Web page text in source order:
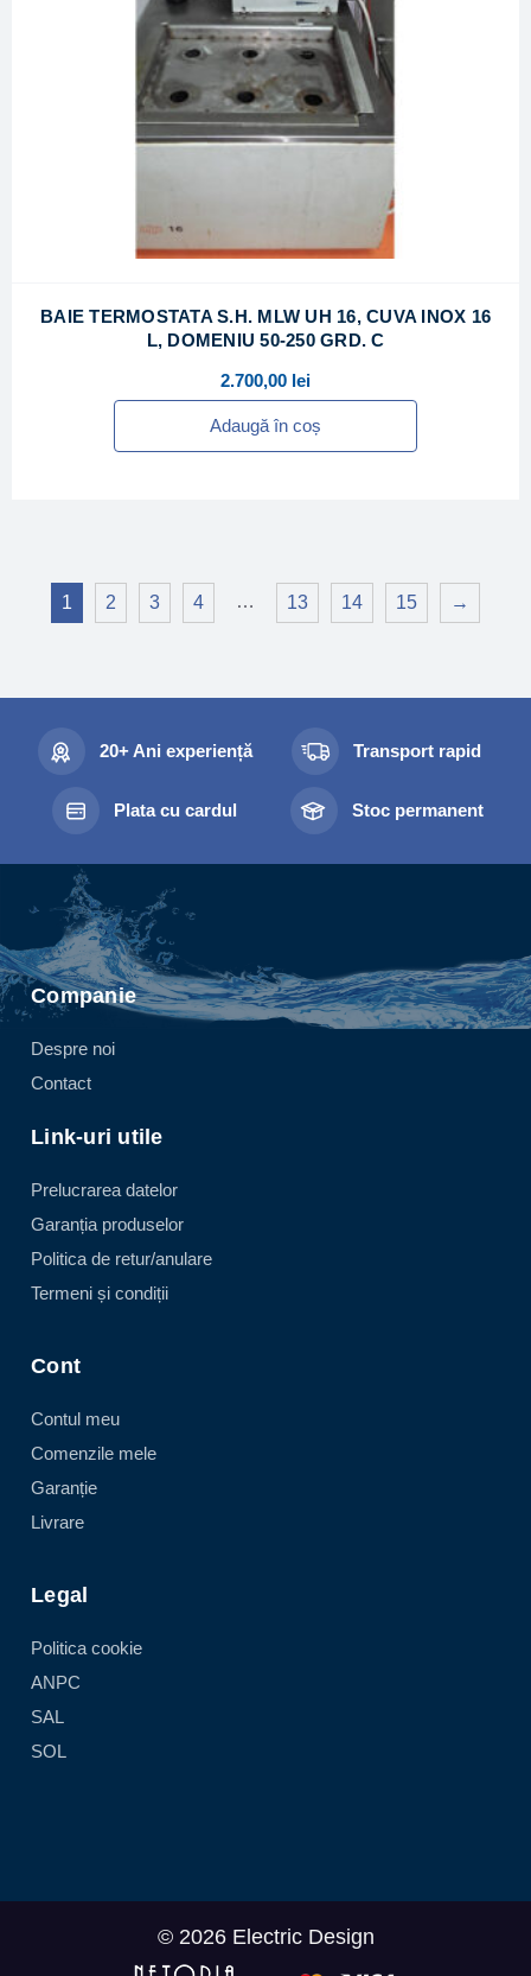
BAIE TERMOSTATA S.H. MLW UH 16, CUVA INOX 16
L, DOMENIU 50-250 GRD. C
2.700,00 lei
Adaugă în coș
1 2 3 4 … 13 14 15 →
20+ Ani experiență Transport rapid
Plata cu cardul Stoc permanent
Companie
Despre noi
Contact
Link-uri utile
Prelucrarea datelor
Garanția produselor
Politica de retur/anulare
Termeni și condiții
Cont
Contul meu
Comenzile mele
Garanție
Livrare
Legal
Politica cookie
ANPC
SAL
SOL
© 2026 Electric Design